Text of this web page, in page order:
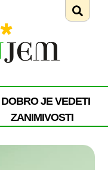
DOBRO JE VEDETI
ZANIMIVOSTI